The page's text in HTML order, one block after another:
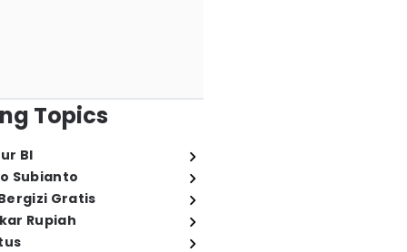
Topics
BI
Subianto
Gratis
Rupiah